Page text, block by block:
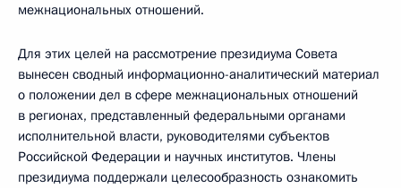
межнациональных отношений.
Для этих целей на рассмотрение президиума Совета
вынесен сводный информационно-аналитический материал
о положении дел в сфере межнациональных отношений
в регионах, представленный федеральными органами
исполнительной власти, руководителями субъектов
Российской Федерации и научных институтов. Члены
президиума поддержали целесообразность ознакомить